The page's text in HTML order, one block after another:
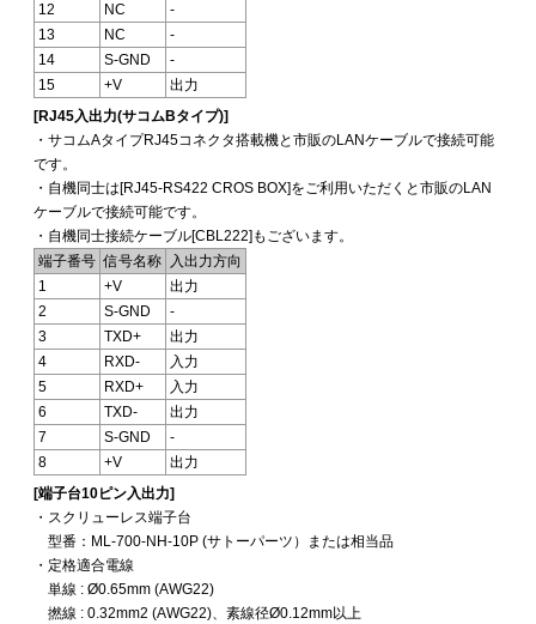
12
NC
-
13
NC
-
14
S-GND
-
15
+V
出力
[RJ45入出力(サコムBタイプ)]
・サコムAタイプRJ45コネクタ搭載機と市販のLANケーブルで接続可能
です。
・自機同士は[RJ45-RS422 CROS BOX]をご利用いただくと市販のLAN
ケーブルで接続可能です。
・自機同士接続ケーブル[CBL222]もございます。
端子番号 信号名称
入出力方向
1
+V
出力
2
S-GND
-
3
TXD+
出力
4
RXD-
入力
5
RXD+
入力
6
TXD-
出力
7
S-GND
-
8
+V
出力
[端子台10ピン入出力]
・スクリューレス端子台
型番：ML-700-NH-10P (サトーパーツ）または相当品
・定格適合電線
単線 : Ø0.65mm (AWG22)
撚線 : 0.32mm2 (AWG22)、素線径Ø0.12mm以上